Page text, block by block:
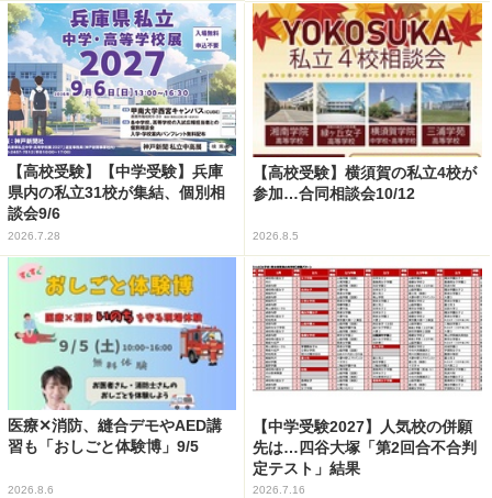
【高校受験】【中学受験】兵庫
県内の私立31校が集結、個別相
談会9/6
2026.7.28
【高校受験】横須賀の私立4校が
参加…合同相談会10/12
2026.8.5
医療✕消防、縫合デモやAED講
習も「おしごと体験博」9/5
2026.8.6
【中学受験2027】人気校の併願
先は…四谷大塚「第2回合不合判
定テスト」結果
2026.7.16